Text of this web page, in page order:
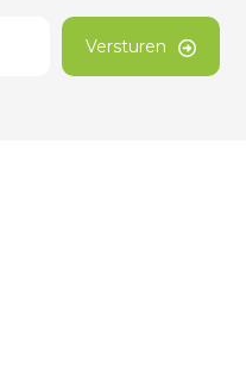
Versturen